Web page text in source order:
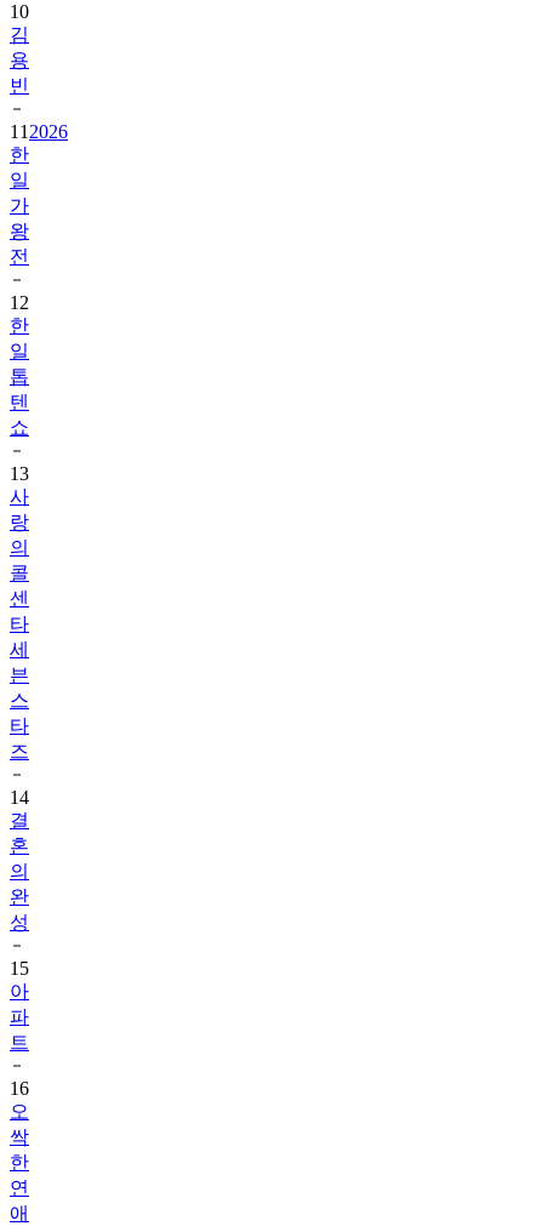
10
김
용
빈
11 2026
한
일
가
왕
전
12
한
일
톱
텐
쇼
13
사
랑
의
콜
센
타
세
븐
스
타
즈
14
결
혼
의
완
성
15
아
파
트
16
오
싹
한
연
애